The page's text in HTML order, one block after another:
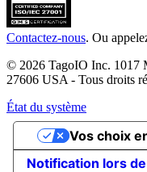
Contactez-nous. Ou
© 2026 TagoIO Inc. 1017
27606 USA - Tous droits
État du système
Notification lors
Vos choix